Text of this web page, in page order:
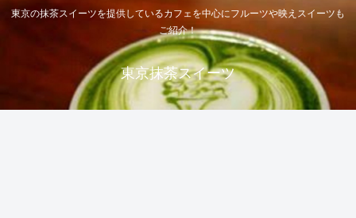
東京の抹茶スイーツを提供しているカフェを中心にフルーツや映えスイーツも
ご紹介！
東京抹茶スイーツ